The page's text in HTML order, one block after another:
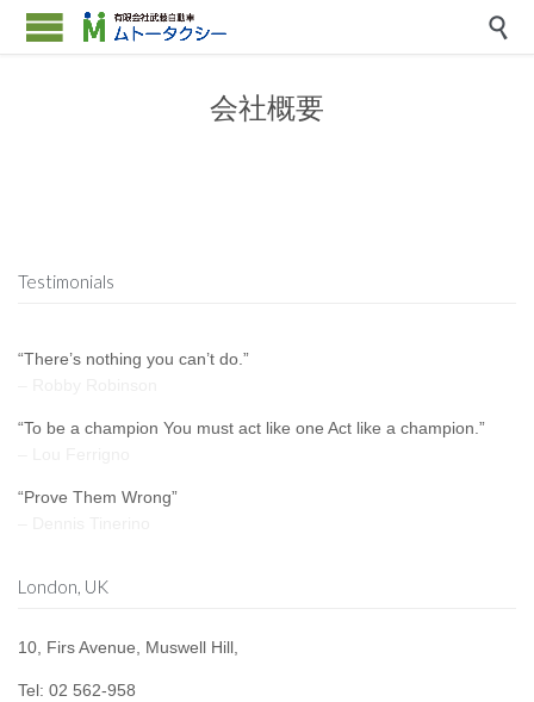

会社概要
Testimonials
“There’s nothing you can’t do.”
“To be a champion You must act like one Act like a champion.”
“Prove Them Wrong”
London, UK
10, Firs Avenue, Muswell Hill,
Tel: 02 562-958